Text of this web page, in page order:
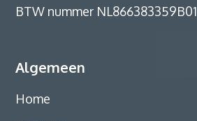
BTW nummer NL866383359B01
Algemeen
Home